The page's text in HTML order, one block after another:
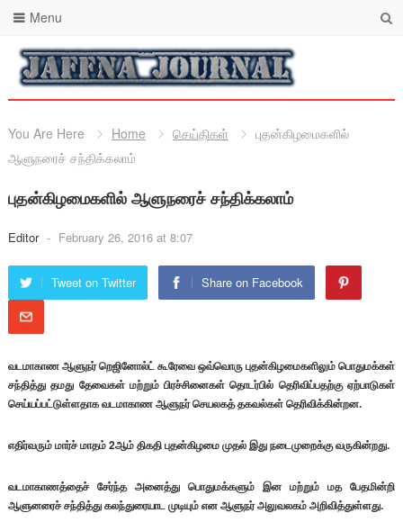
Menu
You Are Here Home செய்திகள்
புதன்கிழமைகளில்
ஆளுநரைச் சந்திக்கலாம்
புதன்கிழமைகளில் ஆளுநரைச் சந்திக்கலாம்
Editor - February 26, 2016 at 8:07
Tweet on Twitter Share on Facebook
வடமாகாண ஆளுநர் றெஜினோல்ட் கூரேவை ஒவ்வொரு புதன்கிழமைகளிலும் பொதுமக்கள்
சந்தித்து தமது தேவைகள் மற்றும் பிரச்சினைகள் தொடர்பில் தெரிவிப்பதற்கு ஏற்பாடுகள்
செய்யப்பட்டுள்ளதாக வடமாகாண ஆளுநர் செயலகத் தகவல்கள் தெரிவிக்கின்றன.
எதிர்வரும் மார்ச் மாதம் 2ஆம் திகதி புதன்கிழமை முதல் இது நடைமுறைக்கு வருகின்றது.
வடமாகாணத்தைச் சேர்ந்த அனைத்து பொதுமக்களும் இன மற்றும் மத பேதமின்றி
ஆளுனரைச் சந்தித்து கலந்துரையாட முடியும் என ஆளுநர் அலுவலகம் அறிவித்துள்ளது.